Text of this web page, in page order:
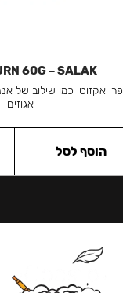
60G – SALAK
פרי אקזוטי כמו שילוב של
אגוזים
הוסף לסל